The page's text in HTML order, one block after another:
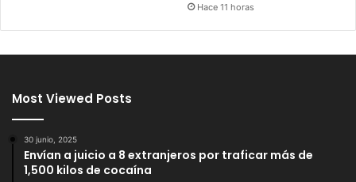
Hace 11 horas
Most Viewed Posts
30 junio, 2025
Envían a juicio a 8 extranjeros por traficar más de
1,500 kilos de cocaína